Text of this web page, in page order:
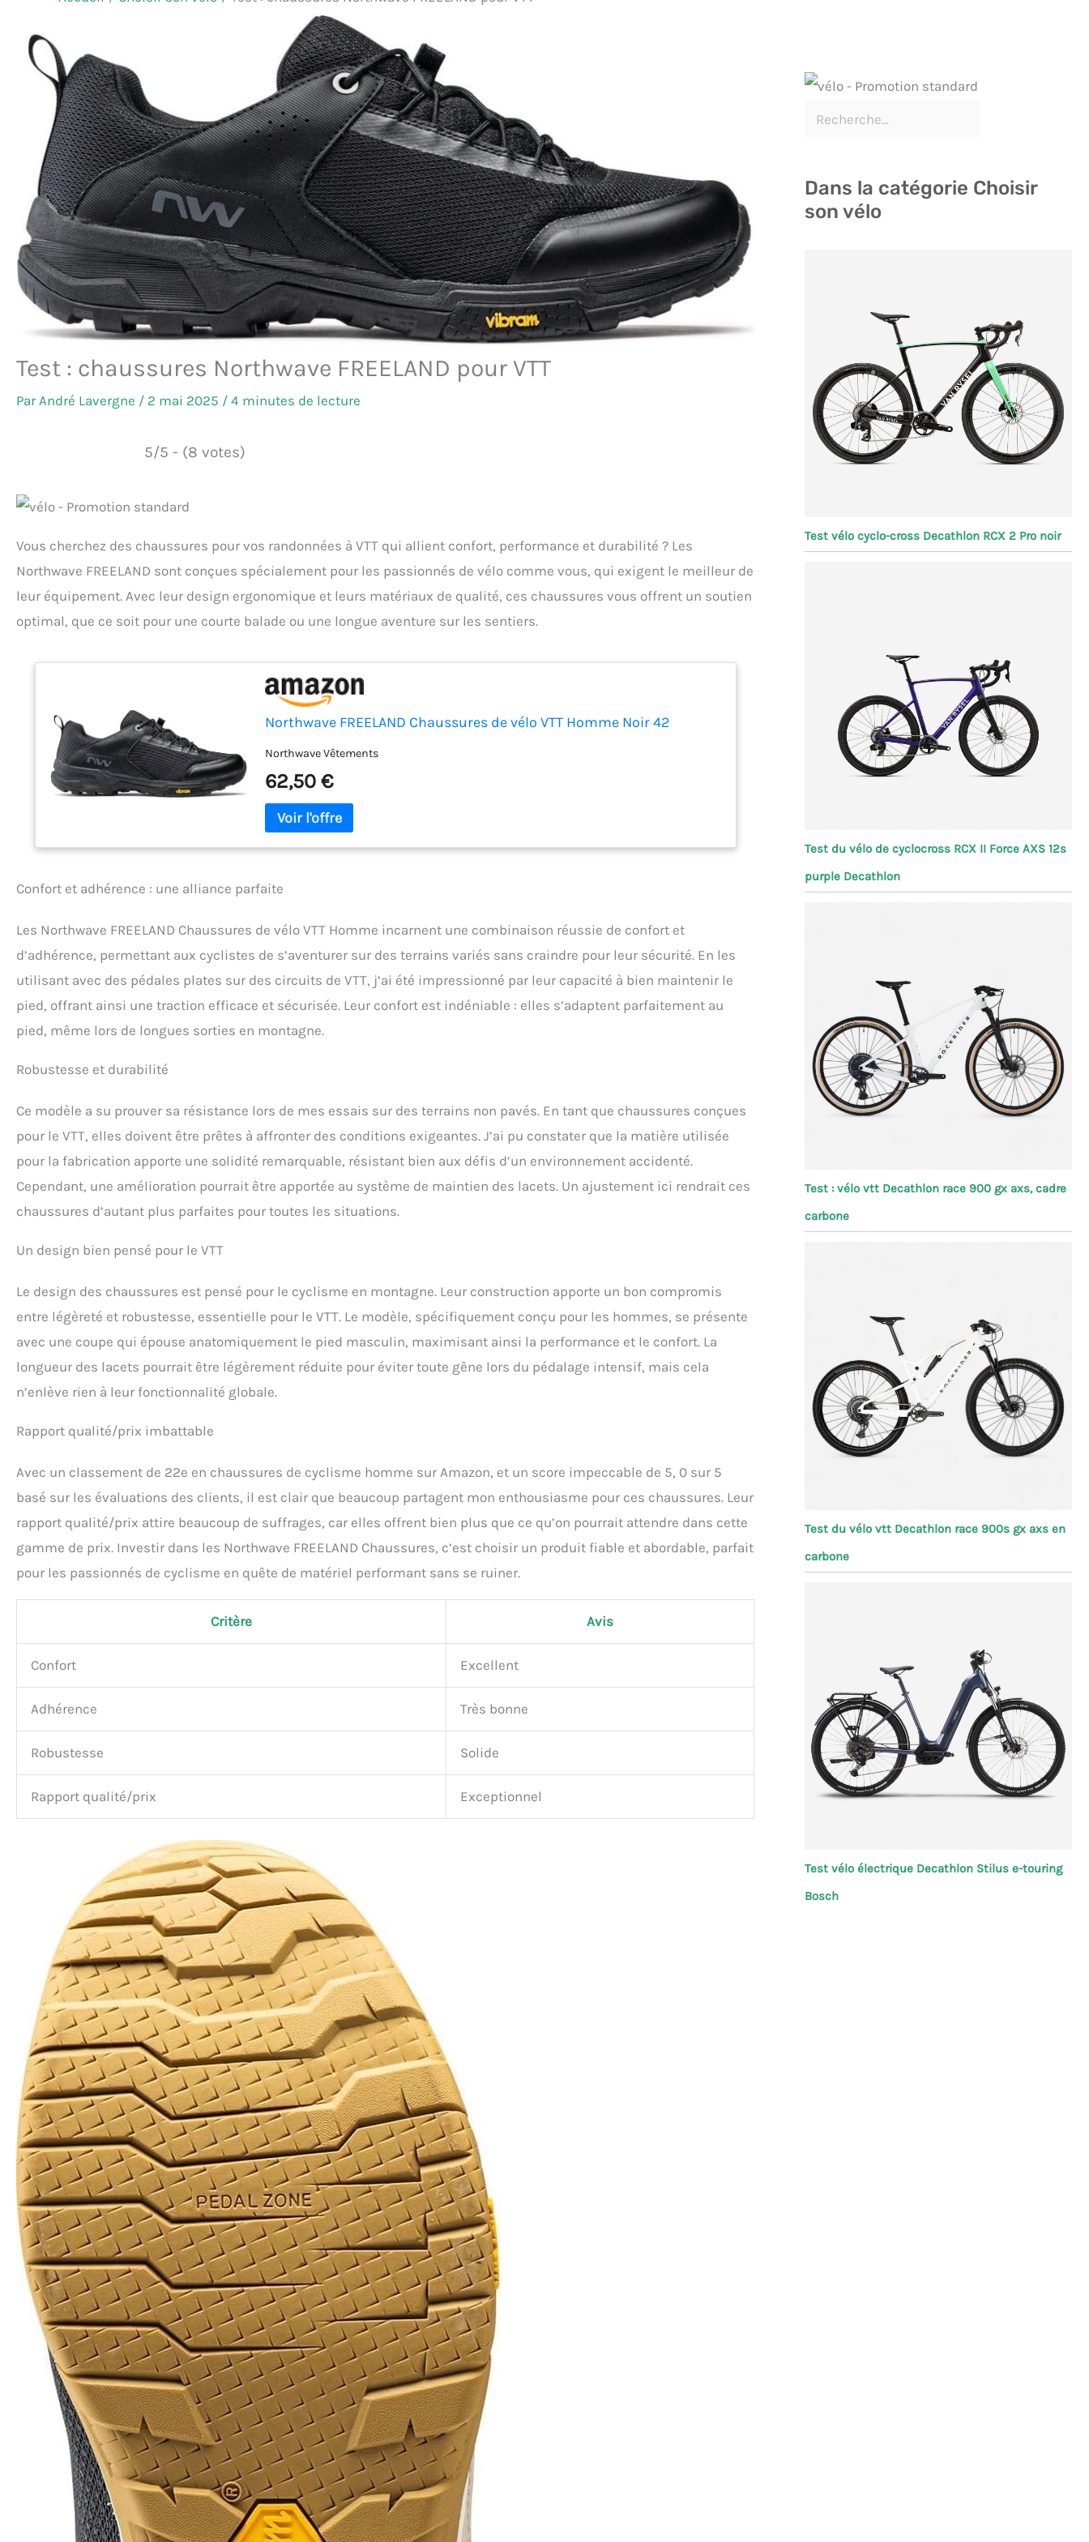
Test : chaussures Northwave FREELAND pour VTT
Par André Lavergne / 2 mai 2025 / 4 minutes de lecture
5/5 - (8 votes)
Vous cherchez des chaussures pour vos randonnées à VTT qui allient confort, performance et durabilité ? Les
Northwave FREELAND sont conçues spécialement pour les passionnés de vélo comme vous, qui exigent le meilleur de
leur équipement. Avec leur design ergonomique et leurs matériaux de qualité, ces chaussures vous offrent un soutien
optimal, que ce soit pour une courte balade ou une longue aventure sur les sentiers.
Northwave FREELAND Chaussures de vélo VTT Homme Noir 42
Northwave Vêtements
62,50 €
Confort et adhérence : une alliance parfaite
Les Northwave FREELAND Chaussures de vélo VTT Homme incarnent une combinaison réussie de confort et
d’adhérence, permettant aux cyclistes de s’aventurer sur des terrains variés sans craindre pour leur sécurité. En les
utilisant avec des pédales plates sur des circuits de VTT, j’ai été impressionné par leur capacité à bien maintenir le
pied, offrant ainsi une traction efficace et sécurisée. Leur confort est indéniable : elles s’adaptent parfaitement au
pied, même lors de longues sorties en montagne.
Robustesse et durabilité
Ce modèle a su prouver sa résistance lors de mes essais sur des terrains non pavés. En tant que chaussures conçues
pour le VTT, elles doivent être prêtes à affronter des conditions exigeantes. J’ai pu constater que la matière utilisée
pour la fabrication apporte une solidité remarquable, résistant bien aux défis d’un environnement accidenté.
Cependant, une amélioration pourrait être apportée au système de maintien des lacets. Un ajustement ici rendrait ces
chaussures d’autant plus parfaites pour toutes les situations.
Un design bien pensé pour le VTT
Le design des chaussures est pensé pour le cyclisme en montagne. Leur construction apporte un bon compromis
entre légèreté et robustesse, essentielle pour le VTT. Le modèle, spécifiquement conçu pour les hommes, se présente
avec une coupe qui épouse anatomiquement le pied masculin, maximisant ainsi la performance et le confort. La
longueur des lacets pourrait être légèrement réduite pour éviter toute gêne lors du pédalage intensif, mais cela
n’enlève rien à leur fonctionnalité globale.
Rapport qualité/prix imbattable
Avec un classement de 22e en chaussures de cyclisme homme sur Amazon, et un score impeccable de 5, 0 sur 5
basé sur les évaluations des clients, il est clair que beaucoup partagent mon enthousiasme pour ces chaussures. Leur
rapport qualité/prix attire beaucoup de suffrages, car elles offrent bien plus que ce qu’on pourrait attendre dans cette
gamme de prix. Investir dans les Northwave FREELAND Chaussures, c’est choisir un produit fiable et abordable, parfait
pour les passionnés de cyclisme en quête de matériel performant sans se ruiner.
Critère Avis
Confort Excellent
Adhérence Très bonne
Robustesse Solide
Rapport qualité/prix Exceptionnel
Dans la catégorie Choisir
son vélo
Test vélo cyclo-cross Decathlon RCX 2 Pro noir
Test du vélo de cyclocross RCX II Force AXS 12s
purple Decathlon
Test : vélo vtt Decathlon race 900 gx axs, cadre
carbone
Test du vélo vtt Decathlon race 900s gx axs en
carbone
Test vélo électrique Decathlon Stilus e-touring
Bosch